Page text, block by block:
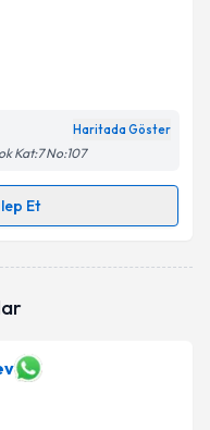
Haritada Göster
Kat:7 No:107
Et
almanız için bir